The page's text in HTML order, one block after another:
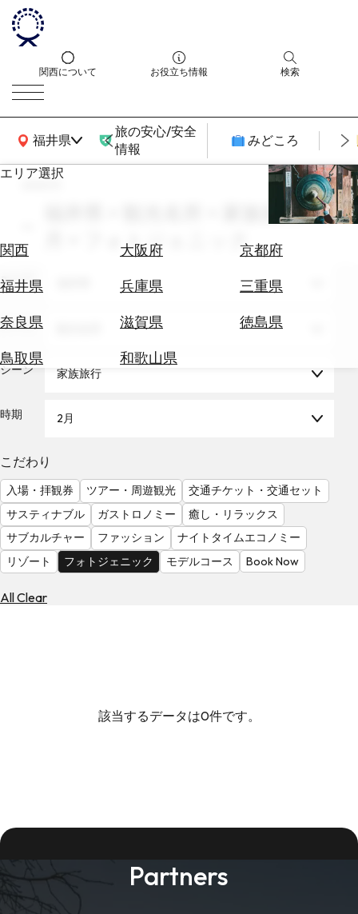
関西について お役立ち情報 検索
福井県
関西広域MAP
旅の安心/安全
情報
みどころ
エリア選択
関西 大阪府
京都府
福井県
兵庫県
三重県
奈良県
滋賀県
徳島県
鳥取県
和歌山県
エ
券
テ
を
る
気
を
見
る
search
福井県 × 観光名所 × 家族旅行 × 2
月 × フォトジェニック
エリア
テーマ
シーン 家族旅行
時期 2月
こだわり
入場・拝観券 ツアー・周遊観光
交通チケット・交通セット
サスティナブル
ガストロノミー
癒し・リラックス
サブカルチャー
ファッション
ナイトタイムエコノミー
リゾート
フォトジェニック モデルコース Book Now
All Clear
該当するデータは0件です。
Partners